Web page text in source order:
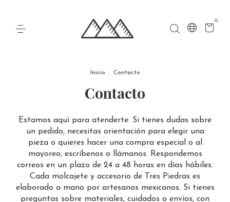
0
Inicio . Contacto
Contacto
Estamos aquí para atenderte. Si tienes dudas sobre
un pedido, necesitas orientación para elegir una
pieza o quieres hacer una compra especial o al
mayoreo, escríbenos o llámanos. Respondemos
correos en un plazo de 24 a 48 horas en días hábiles.
Cada molcajete y accesorio de Tres Piedras es
elaborado a mano por artesanos mexicanos. Si tienes
preguntas sobre materiales, cuidados o envíos, con